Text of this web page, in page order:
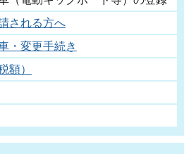
される方へ
・変更手続き
額）